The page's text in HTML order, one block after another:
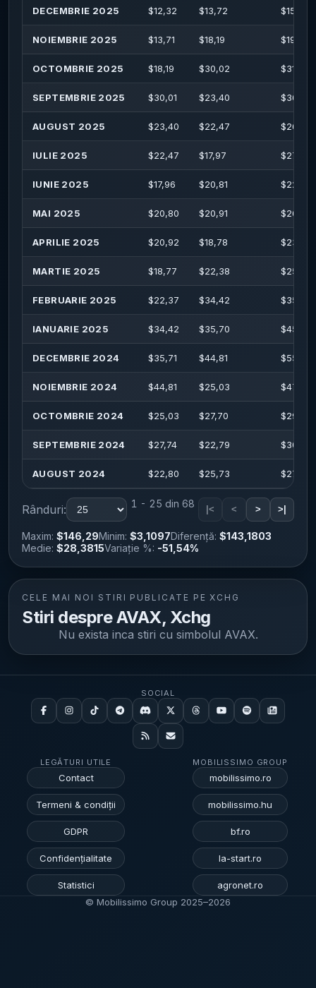
DECEMBRIE 2025 $12,32 $13,72 $15,09
NOIEMBRIE 2025 $13,71 $18,19 $19,01
OCTOMBRIE 2025 $18,19 $30,02 $31,57
SEPTEMBRIE 2025 $30,01 $23,40 $36,16
AUGUST 2025 $23,40 $22,47 $26,77
IULIE 2025 $22,47 $17,97 $27,38
IUNIE 2025 $17,96 $20,81 $22,77
MAI 2025 $20,80 $20,91 $26,84
APRILIE 2025 $20,92 $18,78 $23,08
MARTIE 2025 $18,77 $22,38 $25,12
FEBRUARIE 2025 $22,37 $34,42 $35,10
IANUARIE 2025 $34,42 $35,70 $45,05
DECEMBRIE 2024 $35,71 $44,81 $55,79
NOIEMBRIE 2024 $44,81 $25,03 $47,93
OCTOMBRIE 2024 $25,03 $27,70 $29,87
SEPTEMBRIE 2024 $27,74 $22,79 $30,83
AUGUST 2024 $22,80 $25,73 $27,98
Rânduri: 1 - 25 din 68 |< < > >|
Maxim: $146,29Minim: $3,1097Diferență: $143,1803
Medie: $28,3815Variație %: -51,54%
CELE MAI NOI STIRI PUBLICATE PE XCHG
Stiri despre AVAX, Xchg
Nu exista inca stiri cu simbolul AVAX.
LEGĂTURI UTILE
Contact
Termeni & condiții
GDPR
Confidențialitate
Statistici
SOCIAL
MOBILISSIMO GROUP
mobilissimo.ro
mobilissimo.hu
bf.ro
la-start.ro
agronet.ro
© Mobilissimo Group 2025–2026